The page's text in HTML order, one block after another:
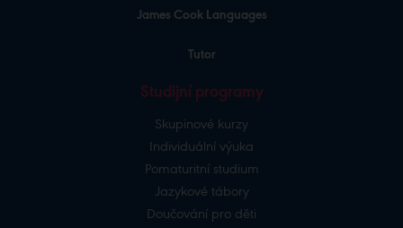
James Cook Languages
Tutor
Studijní programy
Skupinové kurzy
Individuální výuka
Pomaturitní studium
Jazykové tábory
Doučování pro děti